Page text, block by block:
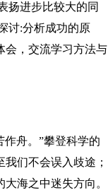
扬进步比较大的同
讨:分析成功的原
会，交流学习方法与
舟。”攀登科学的
们不会误入歧途；
海之中迷失方向。